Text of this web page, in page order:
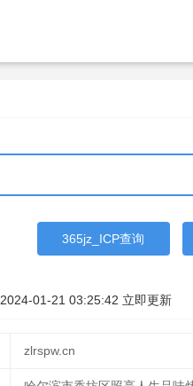
365jz_ICP查询
2024-01-21 03:25:42 立即更新
zlrspw.cn